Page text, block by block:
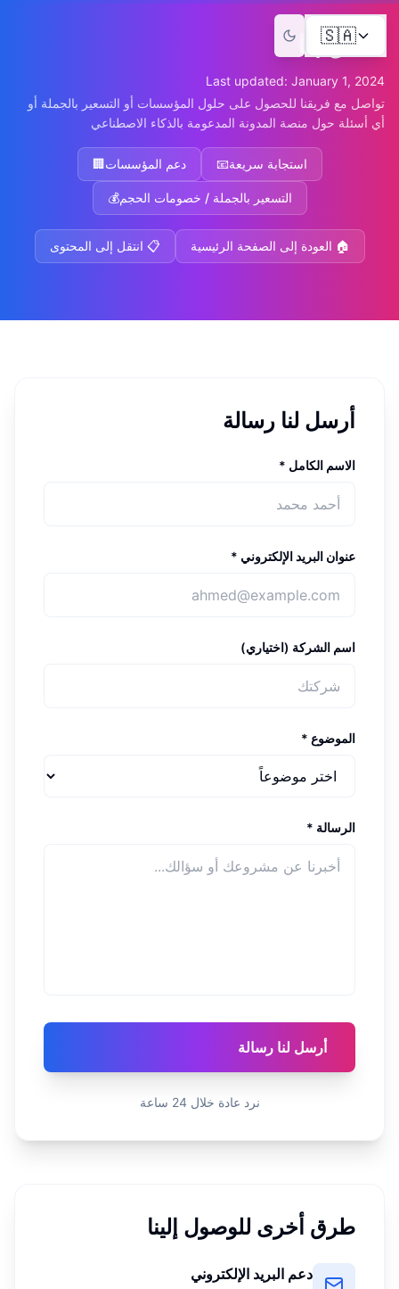
انتقل إلى المحتوى الرئيسي
🇸🇦
اتصل بنا
Last updated: January 1, 2024
تواصل مع فريقنا للحصول على حلول المؤسسات أو التسعير بالجملة أو
أي أسئلة حول منصة المدونة المدعومة بالذكاء الاصطناعي
📧استجابة سريعة 🏢دعم المؤسسات
💰التسعير بالجملة / خصومات الحجم
🏠 العودة إلى الصفحة الرئيسية 📋 انتقل إلى المحتوى
أرسل لنا رسالة
الاسم الكامل *
عنوان البريد الإلكتروني *
اسم الشركة (اختياري)
الموضوع *
الرسالة *
أرسل لنا رسالة
نرد عادة خلال 24 ساعة
طرق أخرى للوصول إلينا
دعم البريد الإلكتروني